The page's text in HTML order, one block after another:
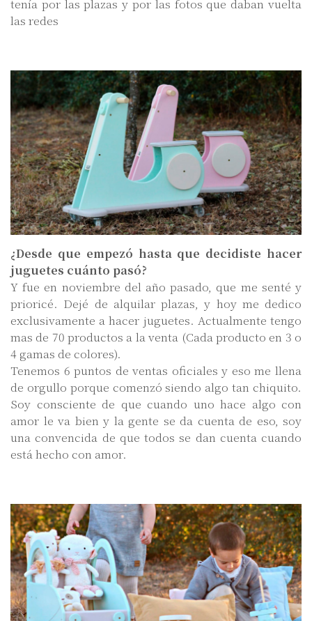
tenía por las plazas y por las fotos que daban vuelta
las redes
¿Desde que empezó hasta que decidiste hacer
juguetes cuánto pasó?
Y fue en noviembre del año pasado, que me senté y
prioricé. Dejé de alquilar plazas, y hoy me dedico
exclusivamente a hacer juguetes. Actualmente tengo
mas de 70 productos a la venta (Cada producto en 3 o
4 gamas de colores).
Tenemos 6 puntos de ventas oficiales y eso me llena
de orgullo porque comenzó siendo algo tan chiquito.
Soy consciente de que cuando uno hace algo con
amor le va bien y la gente se da cuenta de eso, soy
una convencida de que todos se dan cuenta cuando
está hecho con amor.